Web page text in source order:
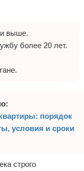
и выше.
более 20 лет.
порядок
условия и сроки
строго